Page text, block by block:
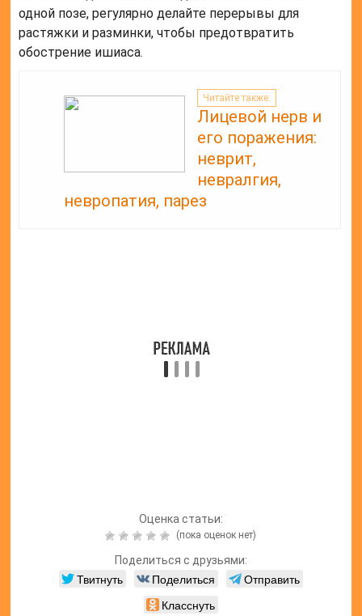
одной позе, регулярно делайте перерывы для
растяжки и разминки, чтобы предотвратить
обострение ишиаса.
Читайте также:
Лицевой нерв и
его поражения:
неврит,
невралгия,
невропатия, парез
Оценка статьи:
(пока оценок нет)
Поделиться с друзьями:
Твитнуть Поделиться
Отправить
Класснуть